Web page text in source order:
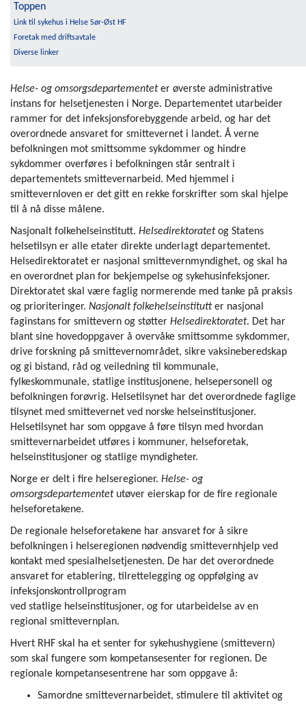
Toppen
Link til sykehus i Helse Sør-Øst HF
Foretak med driftsavtale
Diverse linker
Helse- og omsorgsdepartementeter øverste administrative
instans for helsetjenesten i Norge. Departementet utarbeider
rammer for det infeksjonsforebyggende arbeid, og har det
overordnede ansvaret for smittevernet i landet. Å verne
befolkningen mot smittsomme sykdommer og hindre
sykdommer overføres i befolkningen står sentralt i
departementets smittevernarbeid. Med hjemmel i
smittevernloven er det gitt en rekke forskrifter som skal hjelpe
til å nå disse målene.
Nasjonalt folkehelseinstitutt. Helsedirektoratetog Statens
helsetilsyn er alle etater direkte underlagt departementet.
Helsedirektoratet er nasjonal smittevernmyndighet, og skal ha
en overordnet plan for bekjempelse og sykehusinfeksjoner.
Direktoratet skal være faglig normerende med tanke på praksis
og prioriteringer. Nasjonalt folkehelseinstitutter nasjonal
faginstans for smittevern og støtter Helsedirektoratet. Det har
blant sine hovedoppgaver å overvåke smittsomme sykdommer,
drive forskning på smittevernområdet, sikre vaksineberedskap
og gi bistand, råd og veiledning til kommunale,
fylkeskommunale, statlige institusjonene, helsepersonell og
befolkningen forøvrig. Helsetilsynet har det overordnede faglige
tilsynet med smittevernet ved norske helseinstitusjoner.
Helsetilsynet har som oppgave å føre tilsyn med hvordan
smittevernarbeidet utføres i kommuner, helseforetak,
helseinstitusjoner og statlige myndigheter.
Norge er delt i fire helseregioner. Helse- og
omsorgsdepartementetutøver eierskap for de fire regionale
helseforetakene.
De regionale helseforetakene har ansvaret for å sikre
befolkningen i helseregionen nødvendig smittevernhjelp ved
kontakt med spesialhelsetjenesten. De har det overordnede
ansvaret for etablering, tilrettelegging og oppfølging av
infeksjonskontrollprogram
ved statlige helseinstitusjoner, og for utarbeidelse av en
regional smittevernplan.
Hvert RHF skal ha et senter for sykehushygiene (smittevern)
som skal fungere som kompetansesenter for regionen. De
regionale kompetansesentrene har som oppgave å:
Samordne smittevernarbeidet, stimulere til aktivitet og